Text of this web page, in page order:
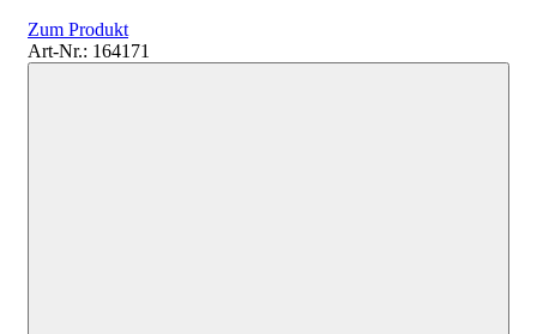
Zum Produkt
Art-Nr.: 164171